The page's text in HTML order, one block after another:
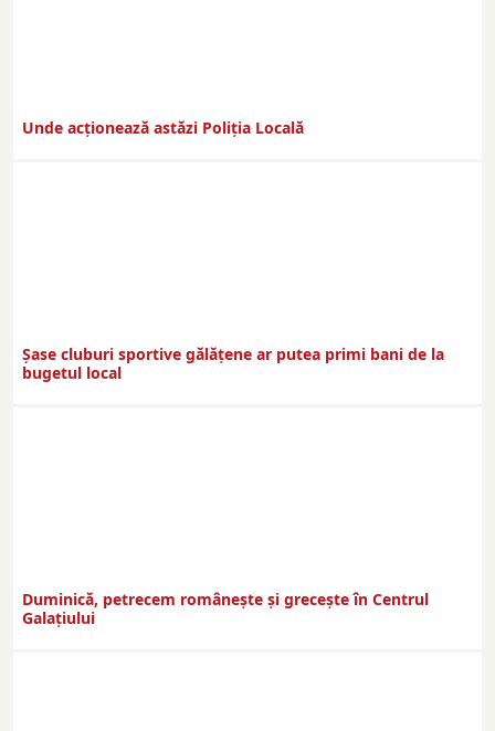
Unde acționează astăzi Poliția Locală
Şase cluburi sportive gălăţene ar putea primi bani de la
bugetul local
Duminică, petrecem româneşte şi greceşte în Centrul
Galaţiului